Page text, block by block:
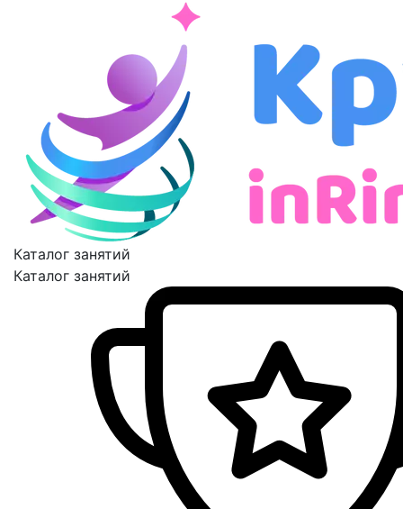
Каталог занятий
Каталог занятий